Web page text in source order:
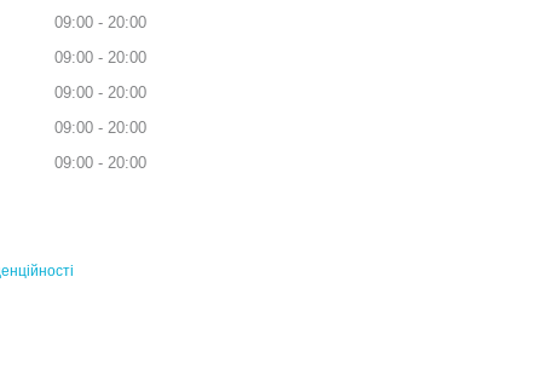
09:00
20:00
09:00
20:00
09:00
20:00
09:00
20:00
09:00 20:00